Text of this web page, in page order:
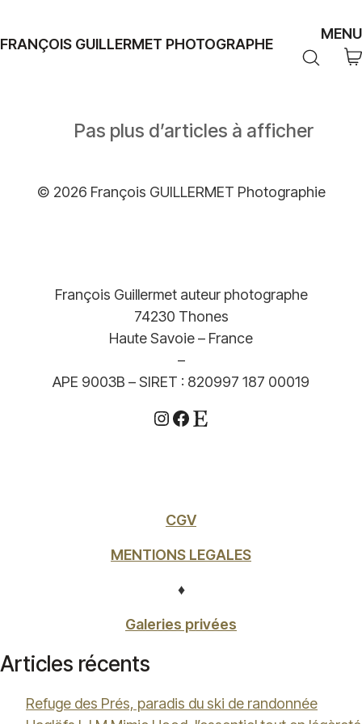
FRANÇOIS GUILLERMET PHOTOGRAPHE
MENU
Pas plus d’articles à afficher
© 2026 François GUILLERMET Photographie
François Guillermet auteur photographe
74230 Thones
Haute Savoie – France
–
APE 9003B – SIRET : 820997 187 00019
Instagram
Facebook
Etsy
CGV
MENTIONS LEGALES
♦
Galeries privées
Articles récents
Refuge des Prés, paradis du ski de randonnée